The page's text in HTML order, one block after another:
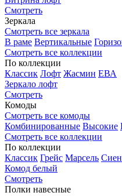
Смотреть
Зеркала
Смотреть все зеркала
В раме Вертикальные
Смотреть все коллекции
По коллекции
Классик Лофт Жасмин ЕВА
Зеркало лофт
Смотреть
Комоды
Смотреть все комоды
Комбинированные Высокие
Смотреть все коллекции
По коллекции
Классик Грейс Марсель
Комод белый
Смотреть
Полки навесные